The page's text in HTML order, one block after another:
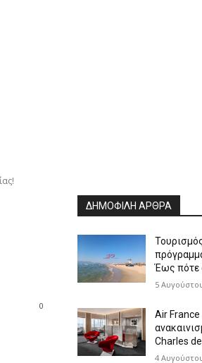
0
ΔΗΜΟΦΙΛΗ ΑΡΘΡΑ
Έως πότε
5
Air
Charles
4